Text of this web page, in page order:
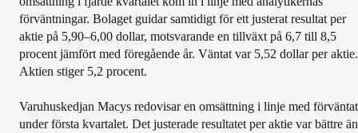
förväntningar. Bolaget guidar samtidigt för ett justerat resultat per
aktie på 5,90–6,00 dollar, motsvarande en tillväxt på 6,7 till 8,5
procent jämfört med föregående år. Väntat var 5,52 dollar per aktie.
Aktien stiger 5,2 procent.
Varuhuskedjan Macys redovisar en omsättning i linje med förväntat
under första kvartalet. Det justerade resultatet per aktie var bättre än